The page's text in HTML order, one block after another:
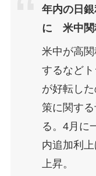
年内の日
に 米中関
米中が高
するなど
が好転し
策に関す
る。4月に
内追加利
上昇。